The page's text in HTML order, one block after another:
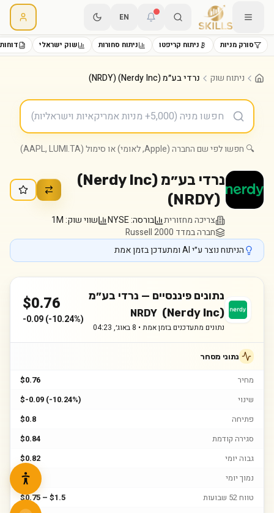
EN
סורק מניות ניתוח קריפטו ניתוח סחורות שוק ישראלי
ניתוח שוק נרדי בע״מ (Nerdy Inc) (NRDY)
🔍 חפשו לפי שם החברה (Apple, לאומי) או סימול (AAPL, LUMI.TA)
נרדי בע״מ (Nerdy Inc)
(
NRDY
)
צריכה מחזורית בורסה:NYSE שווי שוק:1M
חברה במדד Russell 2000
הניתוח נוצר ע״י AI ומתעדכן בזמן אמת
נתונים פיננסיים — נרדי בע״מ
(Nerdy Inc)
NRDY
נתונים מתעדכנים בזמן אמת • 8 באוג׳, 04:23
$0.76
-0.09(-10.24%)
נתוני מסחר
מחיר
$0.76
שינוי
$-0.09 (-10.24%)
פתיחה
$0.8
סגירה קודמת
$0.84
גבוה יומי
$0.82
נמוך יומי
$0.73
טווח 52 שבועות
$0.75 – $1.5